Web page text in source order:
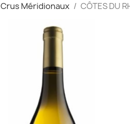
Crus Méridionaux CÔTES DU